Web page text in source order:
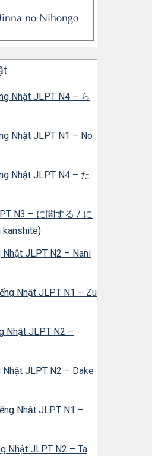
no Nihongo
Nhật JLPT N4 – ら
Nhật JLPT N1 – No
Nhật JLPT N4 – た
N3 – に関する / に
kanshite)
Nhật JLPT N2 – Nani
Nhật JLPT N1 – Zu
Nhật JLPT N2 –
Nhật JLPT N2 – Dake
Nhật JLPT N1 –
Nhật JLPT N2 – Ta